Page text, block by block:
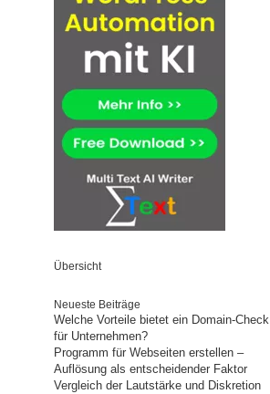
Übersicht
Neueste Beiträge
Welche Vorteile bietet ein Domain-Check
für Unternehmen?
Programm für Webseiten erstellen –
Auflösung als entscheidender Faktor
Vergleich der Lautstärke und Diskretion